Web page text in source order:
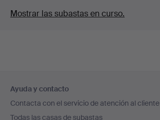
Mostrar las subastas en curso.
en
el
Ayuda y contacto
Contacta con el servicio de atención al cliente
Todas las casas de subastas